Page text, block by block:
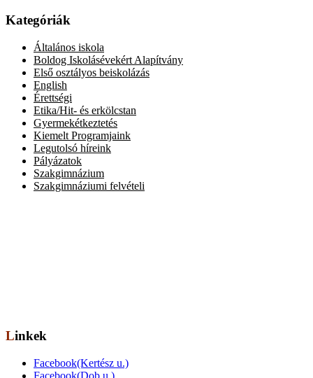
Kategóriák
Általános iskola
Boldog Iskolásévekért Alapítvány
Első osztályos beiskolázás
English
Érettségi
Etika/Hit- és erkölcstan
Gyermekétkeztetés
Kiemelt Programjaink
Legutolsó híreink
Pályázatok
Szakgimnázium
Szakgimnáziumi felvételi
Linkek
Facebook(Kertész u.)
Facebook(Dob u.)